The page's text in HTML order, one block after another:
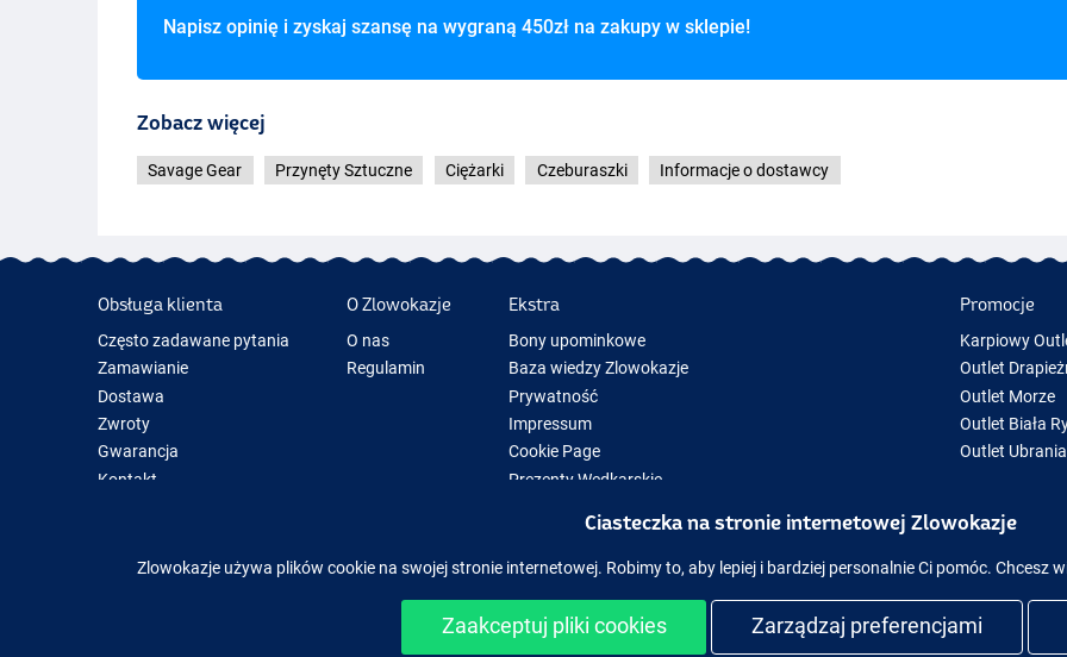
Napisz opinię i zyskaj szansę na wygraną 450zł na zakupy w sklepie!
Zobacz więcej
Savage Gear Przynęty Sztuczne Ciężarki Czeburaszki Informacje o dostawcy
Obsługa klienta
Często zadawane pytania
Zamawianie
Dostawa
Zwroty
Gwarancja
Kontakt
O Zlowokazje
O nas
Regulamin
Ekstra
Bony upominkowe
Baza wiedzy Zlowokazje
Prywatność
Impressum
Cookie Page
Prezenty Wędkarskie
Sprzęt wędkarski chwilowo niedostępny w magazynie
Promocje
Karpiowy
Outlet
Outlet Morze
Outlet Biała
Outlet Ubrania
Łatwe i bezpieczne zakupy
Ciasteczka na stronie internetowej Zlowokazje
Zlowokazje używa plików cookie na swojej stronie internetowej. Robimy to, aby lepiej i bardziej personalnie Ci pomóc. Chcesz
Zaakceptuj pliki cookies Zarządzaj preferencjami